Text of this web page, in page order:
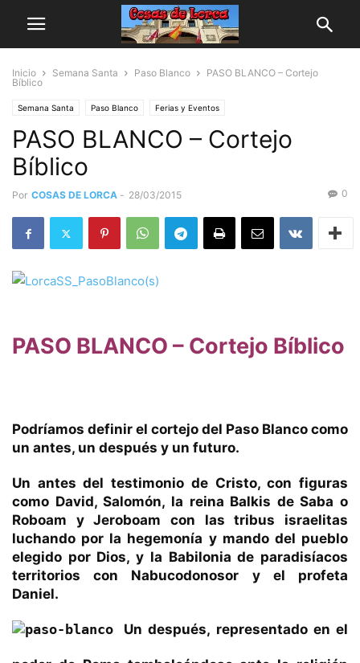
Inicio Semana Santa Paso Blanco
PASO BLANCO – Cortejo
Bíblico
Semana Santa Paso Blanco Ferias y Eventos
PASO BLANCO – Cortejo
Bíblico
Por COSAS DE LORCA - 28/03/2015 0
PASO BLANCO – Cortejo Bíblico
Podríamos definir el cortejo del Paso Blanco como
un antes, un después y un futuro.
Un antes del testimonio de Cristo, con figuras
como David, Salomón, la reina Balkis de Saba o
Roboam y Jeroboam con las tribus israelitas
luchando por la hegemonía y mando del pueblo
elegido por Dios, y la Babilonia de paradisíacos
territorios con Nabucodonosor y el profeta
Daniel.
Un después, representado en el